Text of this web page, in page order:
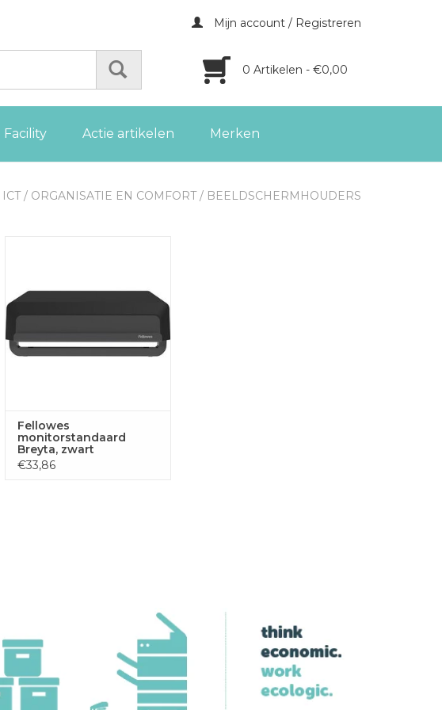
Mijn account / Registreren
0 Artikelen - €0,00
Facility Actie artikelen Merken
ICT/ ORGANISATIE EN COMFORT/ BEELDSCHERMHOUDERS
TOEVOEGEN AAN
Fellowes
monitorstandaard
Breyta, zwart
€33,86